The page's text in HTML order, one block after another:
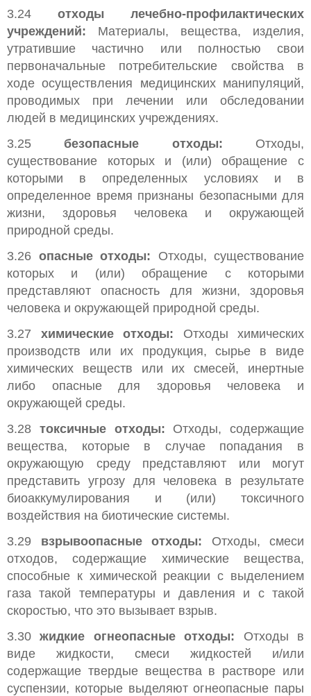
3.24 отходы лечебно-профилактических
учреждений: Материалы, вещества, изделия,
утратившие частично или полностью свои
первоначальные потребительские свойства в
ходе осуществления медицинских манипуляций,
проводимых при лечении или обследовании
людей в медицинских учреждениях.
3.25безопасные отходы: Отходы,
существование которых и (или) обращение с
которыми в определенных условиях и в
определенное время признаны безопасными для
жизни, здоровья человека и окружающей
природной среды.
3.26 опасные отходы: Отходы, существование
которых и (или) обращение с которыми
представляют опасность для жизни, здоровья
человека и окружающей природной среды.
3.27 химические отходы: Отходы химических
производств или их продукция, сырье в виде
химических веществ или их смесей, инертные
либо опасные для здоровья человека и
окружающей среды.
3.28 токсичные отходы: Отходы, содержащие
вещества, которые в случае попадания в
окружающую среду представляют или могут
представить угрозу для человека в результате
биоаккумулирования и (или) токсичного
воздействия на биотические системы.
3.29 взрывоопасные отходы: Отходы, смеси
отходов, содержащие химические вещества,
способные к химической реакции с выделением
газа такой температуры и давления и с такой
скоростью, что это вызывает взрыв.
3.30жидкие огнеопасные отходы: Отходы в
виде жидкости, смеси жидкостей и/или
содержащие твердые вещества в растворе или
суспензии, которые выделяют огнеопасные пары